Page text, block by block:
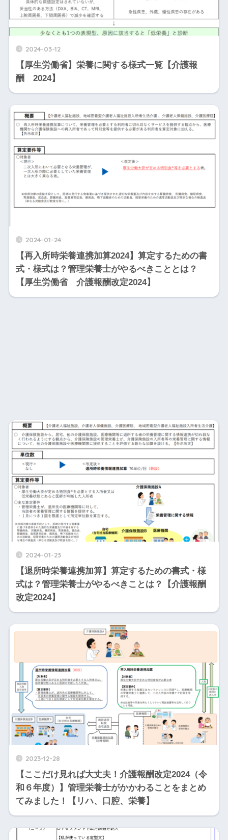
2024-03-12
【厚生労働省】栄養に関する様式一覧【介護報
酬 2024】
2024-01-24
【再入所時栄養連携加算2024】算定するための書
式・様式は？管理栄養士がやるべきこととは？
【厚生労働省 介護報酬改定2024】
2024-01-23
【退所時栄養連携加算】算定するための書式・様
式は？管理栄養士がやるべきことは？【介護報酬
改定2024】
2023-12-28
【ここだけ見れば大丈夫！介護報酬改定2024（令
和６年度）】管理栄養士がかかわることをまとめ
てみました！【リハ、口腔、栄養】